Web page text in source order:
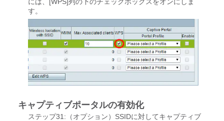
す。
キャプティブポータルの有効化
ステップ31:（オプション）SSIDに対してキャプティブ